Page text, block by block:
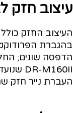
עיצוב חזק
הדפסה שונים;
העברת נייר חזק